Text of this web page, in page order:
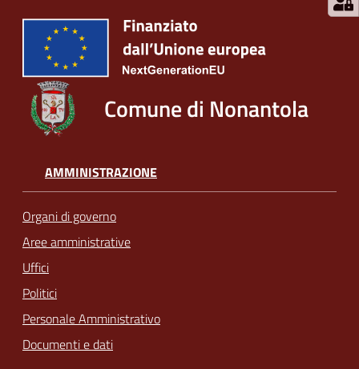
Comune di Nonantola
AMMINISTRAZIONE
Organi di governo
Aree amministrative
Uffici
Politici
Personale Amministrativo
Documenti e dati